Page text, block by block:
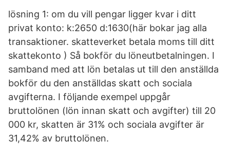
lösning 1: om du vill pengar ligger kvar i ditt
privat konto: k:2650 d:1630(här bokar jag alla
transaktioner. skatteverket betala moms till ditt
skattekonto ) Så bokför du löneutbetalningen. I
samband med att lön betalas ut till den anställda
bokför du den anställdas skatt och sociala
avgifterna. I följande exempel uppgår
bruttolönen (lön innan skatt och avgifter) till 20
000 kr, skatten är 31% och sociala avgifter är
31,42% av bruttolönen.